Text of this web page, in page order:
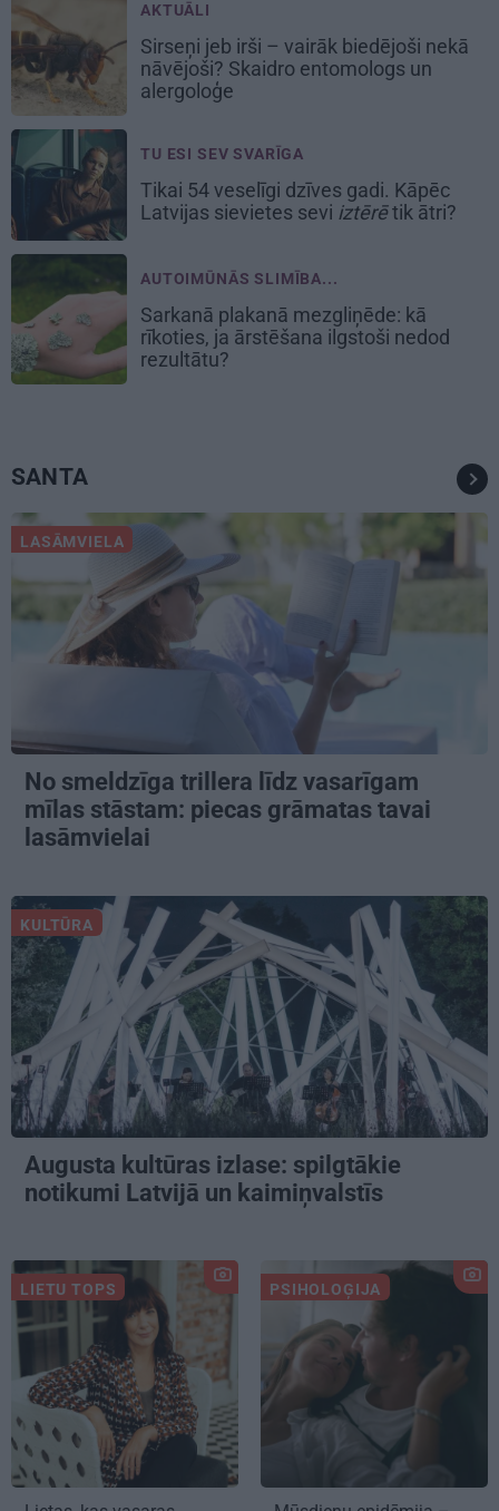
AKTUĀLI
Sirseņi jeb irši – vairāk biedējoši nekā
nāvējoši? Skaidro entomologs un
alergoloģe
TU ESI SEV SVARĪGA
Tikai 54 veselīgi dzīves gadi. Kāpēc
Latvijas sievietes sevi iztērētik ātri?
AUTOIMŪNĀS SLIMĪBA...
Sarkanā plakanā mezgliņēde: kā
rīkoties, ja ārstēšana ilgstoši nedod
rezultātu?
SANTA
LASĀMVIELA
No smeldzīga trillera līdz vasarīgam
mīlas stāstam: piecas grāmatas tavai
lasāmvielai
KULTŪRA
Augusta kultūras izlase: spilgtākie
notikumi Latvijā un kaimiņvalstīs
LIETU TOPS PSIHOLOĢIJA